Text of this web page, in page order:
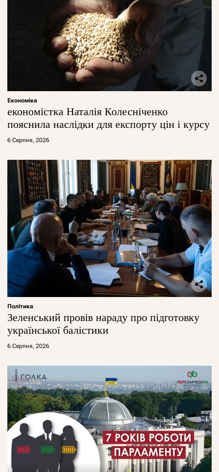
Економіка
економістка Наталія Колесніченко
пояснила наслідки для експорту цін і курсу
6 Серпня, 2026
Політика
Зеленський провів нараду про підготовку
української балістики
6 Серпня, 2026